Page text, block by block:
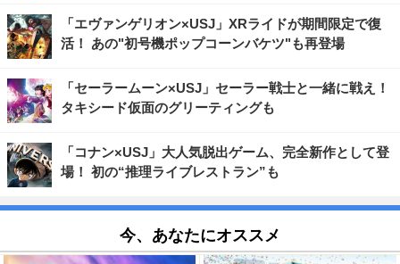
「エヴァンゲリオン×USJ」XRライドが期間限定で復
活！ あの"初号機ポップコーンバケツ"も再登場
「セーラームーン×USJ」セーラー戦士と一緒に戦え！
タキシード仮面のグリーティングも
「コナン×USJ」大人気脱出ゲーム、完全新作として登
場！ 初の“推理ライブレストラン”も
今、あなたにオススメ